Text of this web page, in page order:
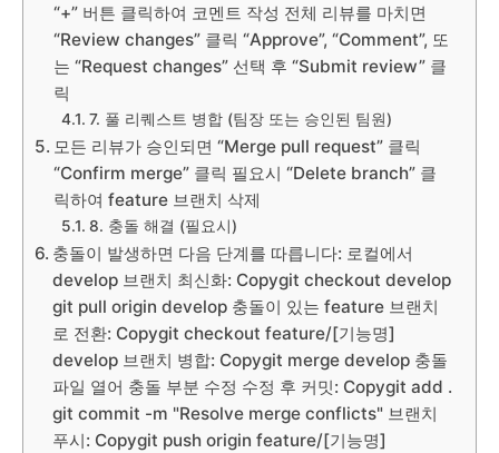
“+” 버튼 클릭하여 코멘트 작성 전체 리뷰를 마치면
“Review changes” 클릭 “Approve”, “Comment”, 또
는 “Request changes” 선택 후 “Submit review” 클
릭
7. 풀 리퀘스트 병합 (팀장 또는 승인된 팀원)
모든 리뷰가 승인되면 “Merge pull request” 클릭
“Confirm merge” 클릭 필요시 “Delete branch” 클
릭하여 feature 브랜치 삭제
8. 충돌 해결 (필요시)
충돌이 발생하면 다음 단계를 따릅니다: 로컬에서
develop 브랜치 최신화: Copygit checkout develop
git pull origin develop 충돌이 있는 feature 브랜치
로 전환: Copygit checkout feature/[기능명]
develop 브랜치 병합: Copygit merge develop 충돌
파일 열어 충돌 부분 수정 수정 후 커밋: Copygit add .
git commit -m "Resolve merge conflicts" 브랜치
푸시: Copygit push origin feature/[기능명]